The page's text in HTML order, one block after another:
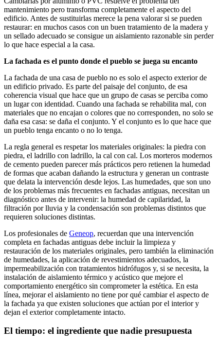
mantenimiento pero transforma completamente el aspecto del
edificio. Antes de sustituirlas merece la pena valorar si se pueden
restaurar: en muchos casos con un buen tratamiento de la madera y
un sellado adecuado se consigue un aislamiento razonable sin perder
lo que hace especial a la casa.
La fachada es el punto donde el pueblo se juega su encanto
La fachada de una casa de pueblo no es solo el aspecto exterior de
un edificio privado. Es parte del paisaje del conjunto, de esa
coherencia visual que hace que un grupo de casas se perciba como
un lugar con identidad. Cuando una fachada se rehabilita mal, con
materiales que no encajan o colores que no corresponden, no solo se
daña esa casa: se daña el conjunto. Y el conjunto es lo que hace que
un pueblo tenga encanto o no lo tenga.
La regla general es respetar los materiales originales: la piedra con
piedra, el ladrillo con ladrillo, la cal con cal. Los morteros modernos
de cemento pueden parecer más prácticos pero retienen la humedad
de formas que acaban dañando la estructura y generan un contraste
que delata la intervención desde lejos. Las humedades, que son uno
de los problemas más frecuentes en fachadas antiguas, necesitan un
diagnóstico antes de intervenir: la humedad de capilaridad, la
filtración por lluvia y la condensación son problemas distintos que
requieren soluciones distintas.
Los profesionales de Geneop, recuerdan que una intervención
completa en fachadas antiguas debe incluir la limpieza y
restauración de los materiales originales, pero también la eliminación
de humedades, la aplicación de revestimientos adecuados, la
impermeabilización con tratamientos hidrófugos y, si se necesita, la
instalación de aislamiento térmico y acústico que mejore el
comportamiento energético sin comprometer la estética. En esta
línea, mejorar el aislamiento no tiene por qué cambiar el aspecto de
la fachada ya que existen soluciones que actúan por el interior y
dejan el exterior completamente intacto.
El tiempo: el ingrediente que nadie presupuesta